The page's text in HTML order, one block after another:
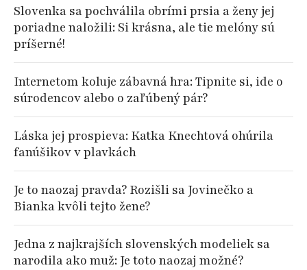
Slovenka sa pochválila obrími prsia a ženy jej
poriadne naložili: Si krásna, ale tie melóny sú
príšerné!
Internetom koluje zábavná hra: Tipnite si, ide o
súrodencov alebo o zaľúbený pár?
Láska jej prospieva: Katka Knechtová ohúrila
fanúšikov v plavkách
Je to naozaj pravda? Rozišli sa Jovinečko a
Bianka kvôli tejto žene?
Jedna z najkrajších slovenských modeliek sa
narodila ako muž: Je toto naozaj možné?